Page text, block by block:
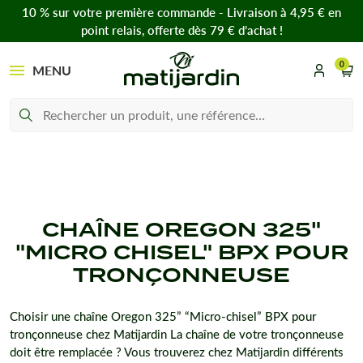
10 % sur votre première commande - Livraison à 4,95 € en
point relais, offerte dès 79 € d’achat !
MENU 0
CHAÎNE OREGON 325"
"MICRO CHISEL" BPX POUR
TRONÇONNEUSE
Choisir une chaîne Oregon 325” “Micro-chisel” BPX pour
tronçonneuse chez Matijardin La chaîne de votre tronçonneuse
doit être remplacée ? Vous trouverez chez Matijardin différents